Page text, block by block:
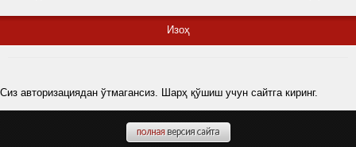
Изоҳ
Сиз авторизациядан ўтмагансиз. Шарҳ қўшиш учун сайтга киринг.